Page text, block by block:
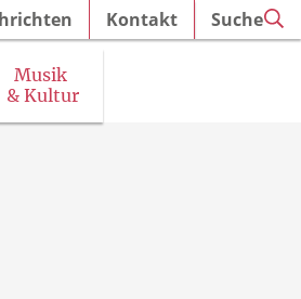
Musik
& Kultur
Kontakt Suche